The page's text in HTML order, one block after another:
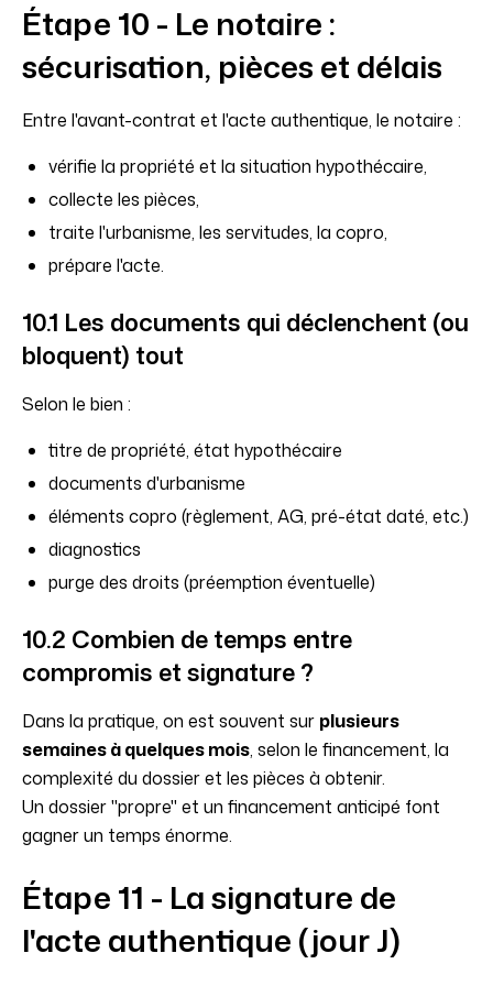
Étape 10 - Le notaire :
sécurisation, pièces et délais
Entre l'avant-contrat et l'acte authentique, le notaire :
vérifie la propriété et la situation hypothécaire,
collecte les pièces,
traite l'urbanisme, les servitudes, la copro,
prépare l'acte.
10.1 Les documents qui déclenchent (ou
bloquent) tout
Selon le bien :
titre de propriété, état hypothécaire
documents d'urbanisme
éléments copro (règlement, AG, pré-état daté, etc.)
diagnostics
purge des droits (préemption éventuelle)
10.2 Combien de temps entre
compromis et signature ?
Dans la pratique, on est souvent sur plusieurs
semaines à quelques mois, selon le financement, la
complexité du dossier et les pièces à obtenir.
Un dossier "propre" et un financement anticipé font
gagner un temps énorme.
Étape 11 - La signature de
l'acte authentique (jour J)